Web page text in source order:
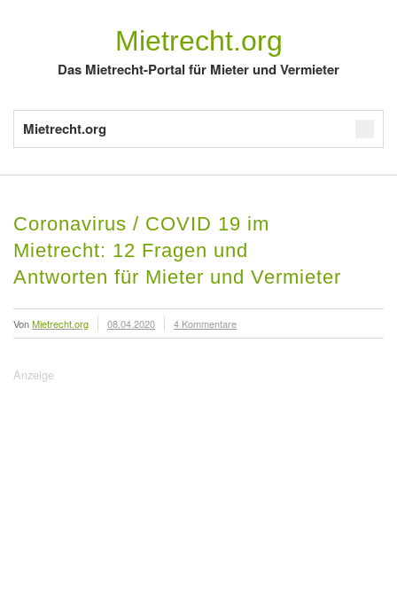
Mietrecht.org
Das Mietrecht-Portal für Mieter und Vermieter
Mietrecht.org
Coronavirus / COVID 19 im
Mietrecht: 12 Fragen und
Antworten für Mieter und Vermieter
VonMietrecht.org 08.04.2020 4 Kommentare